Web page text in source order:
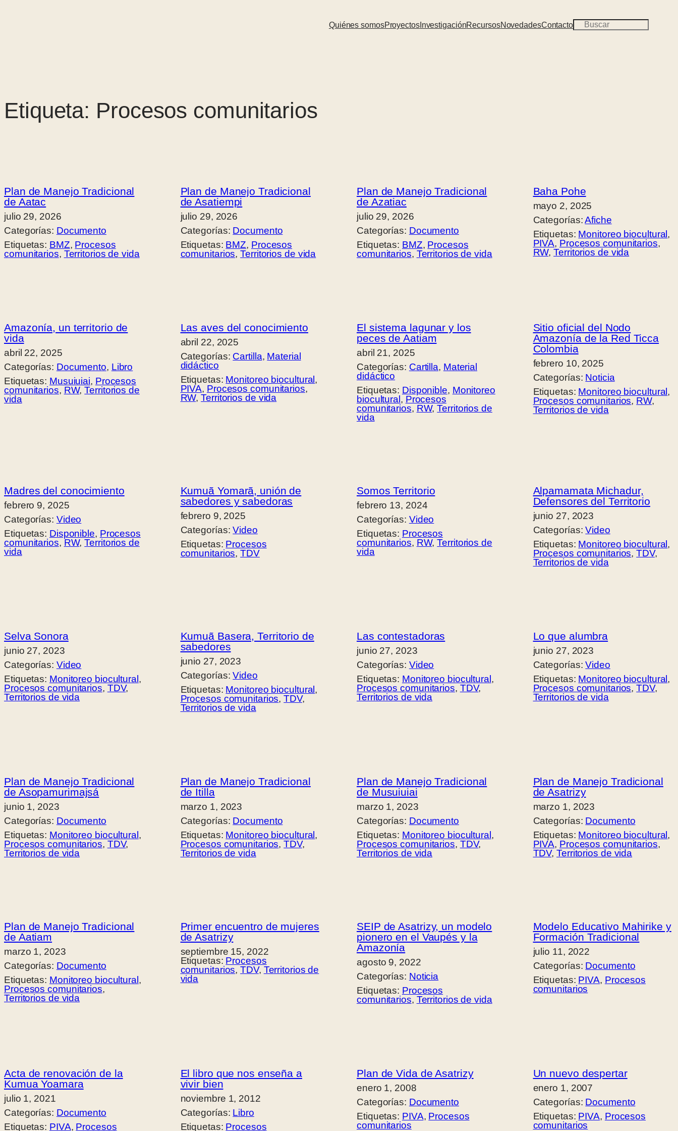
Quiénes somosProyectosInvestigaciónRecursosNovedadesContactoB
u
Etiqueta: Procesos comunitarios
Plan de Manejo Tradicional
de Aatac
julio 29, 2026
Categorías: Documento
Etiquetas: BMZ, Procesos
comunitarios, Territorios de vida
Plan de Manejo Tradicional
de Asatiempi
julio 29, 2026
Categorías: Documento
Etiquetas: BMZ, Procesos
comunitarios, Territorios de vida
Plan de Manejo Tradicional
de Azatiac
julio 29, 2026
Categorías: Documento
Etiquetas: BMZ, Procesos
comunitarios, Territorios de vida
Baha Pohe
mayo 2, 2025
Categorías:Afiche
Etiquetas: Monitoreo biocultural
PIVA, Procesos comunitarios
RW, Territorios de vida
Amazonía, un territorio de
vida
abril 22, 2025
Categorías: Documento, Libro
Etiquetas: Musuiuiai, Procesos
comunitarios, RW, Territorios de
vida
Las aves del conocimiento
abril 22, 2025
Categorías: Cartilla, Material
didáctico
Etiquetas: Monitoreo biocultural
PIVA, Procesos comunitarios
RW, Territorios de vida
El sistema lagunar y los
peces de Aatiam
abril 21, 2025
Categorías: Cartilla, Material
didáctico
Etiquetas: Disponible, Monitoreo
biocultural, Procesos
comunitarios, RW, Territorios de
vida
Sitio oficial del Nodo
Amazonía de la Red Ticca
Colombia
febrero 10, 2025
Categorías: Noticia
Etiquetas: Monitoreo biocultural
Procesos comunitarios, RW
Territorios de vida
Madres del conocimiento
febrero 9, 2025
Categorías: Video
Etiquetas: Disponible, Procesos
comunitarios, RW, Territorios de
vida
Kumuã Yomarã, unión de
sabedores y sabedoras
febrero 9, 2025
Categorías:Video
Etiquetas: Procesos
comunitarios, TDV
Somos Territorio
febrero 13, 2024
Categorías: Video
Etiquetas: Procesos
comunitarios, RW, Territorios de
vida
Alpamamata Michadur,
Defensores del Territorio
junio 27, 2023
Categorías:Video
Etiquetas: Monitoreo biocultural
Procesos comunitarios, TDV
Territorios de vida
Selva Sonora
junio 27, 2023
Categorías: Video
Etiquetas: Monitoreo biocultural
Procesos comunitarios, TDV
Territorios de vida
Kumuã Basera, Territorio de
sabedores
junio 27, 2023
Categorías:Video
Etiquetas: Monitoreo biocultural
Procesos comunitarios, TDV
Territorios de vida
Las contestadoras
junio 27, 2023
Categorías: Video
Etiquetas: Monitoreo biocultural
Procesos comunitarios, TDV
Territorios de vida
Lo que alumbra
junio 27, 2023
Categorías:Video
Etiquetas: Monitoreo biocultural
Procesos comunitarios, TDV
Territorios de vida
Plan de Manejo Tradicional
de Asopamurimajsá
junio 1, 2023
Categorías: Documento
Etiquetas: Monitoreo biocultural
Procesos comunitarios, TDV
Territorios de vida
Plan de Manejo Tradicional
de Itilla
marzo 1, 2023
Categorías: Documento
Etiquetas: Monitoreo biocultural
Procesos comunitarios, TDV
Territorios de vida
Plan de Manejo Tradicional
de Musuiuiai
marzo 1, 2023
Categorías: Documento
Etiquetas: Monitoreo biocultural
Procesos comunitarios, TDV
Territorios de vida
Plan de Manejo Tradicional
de Asatrizy
marzo 1, 2023
Categorías: Documento
Etiquetas: Monitoreo biocultural
PIVA, Procesos comunitarios
TDV, Territorios de vida
Plan de Manejo Tradicional
de Aatiam
marzo 1, 2023
Categorías: Documento
Etiquetas: Monitoreo biocultural
Procesos comunitarios
Territorios de vida
Primer encuentro de mujeres
de Asatrizy
septiembre 15, 2022
Etiquetas: Procesos
comunitarios, TDV, Territorios de
vida
SEIP de Asatrizy, un modelo
pionero en el Vaupés y la
Amazonía
agosto 9, 2022
Categorías: Noticia
Etiquetas: Procesos
comunitarios, Territorios de vida
Modelo Educativo Mahirike y
Formación Tradicional
julio 11, 2022
Categorías: Documento
Etiquetas: PIVA, Procesos
comunitarios
Acta de renovación de la
Kumua Yoamara
julio 1, 2021
Categorías: Documento
Etiquetas: PIVA, Procesos
El libro que nos enseña a
vivir bien
noviembre 1, 2012
Categorías: Libro
Etiquetas: Procesos
Plan de Vida de Asatrizy
enero 1, 2008
Categorías: Documento
Etiquetas: PIVA, Procesos
comunitarios
Un nuevo despertar
enero 1, 2007
Categorías: Documento
Etiquetas: PIVA, Procesos
comunitarios